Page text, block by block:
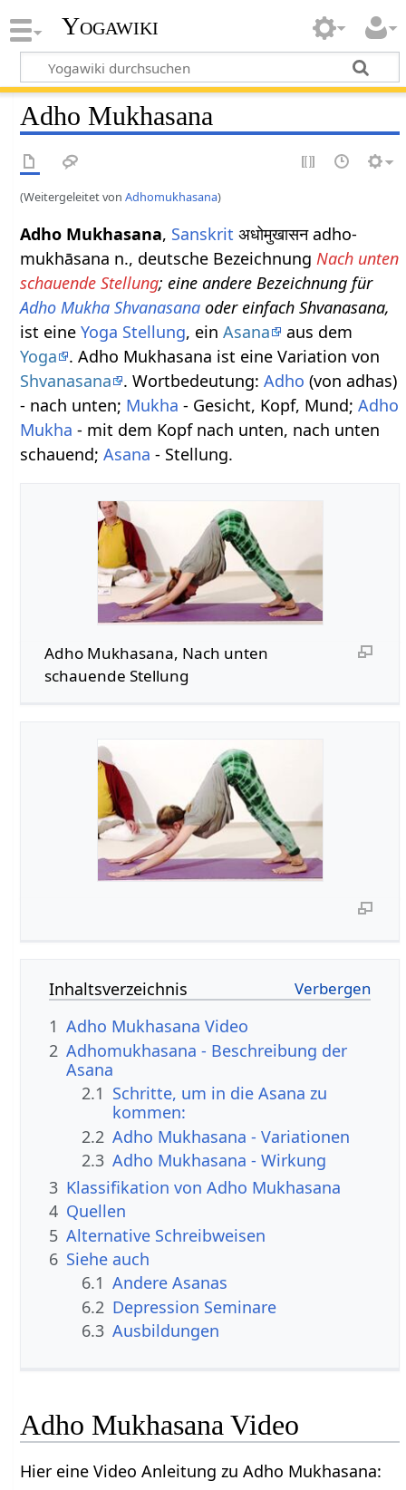
Yogawiki
Adho Mukhasana
(Weitergeleitet vonAdhomukhasana)
Adho Mukhasana, Sanskrit अधोमुखासन adho-
mukhāsana n., deutsche BezeichnungNach unten
schauende Stellung; eine andere Bezeichnung für
Adho Mukha Shvanasana oder einfach Shvanasana,
ist eineYoga Stellung, einAsana
aus dem
Yoga
. Adho Mukhasana ist eine Variation von
Shvanasana
. Wortbedeutung:Adho (von adhas)
- nach unten; Mukha - Gesicht, Kopf, Mund;Adho
Mukha - mit dem Kopf nach unten, nach unten
schauend;Asana - Stellung.
Adho Mukhasana, Nach unten
schauende Stellung
Inhaltsverzeichnis
1 Adho Mukhasana Video
2 Adhomukhasana - Beschreibung der
Asana
2.1 Schritte, um in die Asana zu
kommen:
2.2 Adho Mukhasana - Variationen
2.3 Adho Mukhasana - Wirkung
3 Klassifikation von Adho Mukhasana
4 Quellen
5 Alternative Schreibweisen
6 Siehe auch
6.1 Andere Asanas
6.2 Depression Seminare
6.3 Ausbildungen
Adho Mukhasana Video
Hier eine Video Anleitung zu Adho Mukhasana: